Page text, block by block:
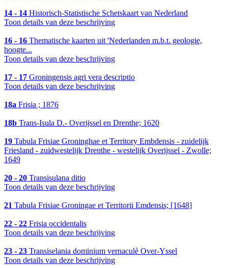
14 - 14 Historisch-Statistische Schetskaart van Nederland
Toon details van deze beschrijving
16 - 16 Thematische kaarten uit 'Nederlanden m.b.t. geologie,
hoogte...
Toon details van deze beschrijving
17 - 17 Groningensis agri vera descriptio
Toon details van deze beschrijving
18a Frisia ; 1876
18b Trans-Isula D.- Overijssel en Drenthe; 1620
19 Tabula Frisiae Groninghae et Territory Embdensis - zuidelijk
Friesland - zuidwestelijk Drenthe - westelijk Overijssel - Zwolle;
1649
20 - 20 Transisulana ditio
Toon details van deze beschrijving
21 Tabula Frisiae Groningae et Territorii Emdensis; [1648]
22 - 22 Frisia occidentalis
Toon details van deze beschrijving
23 - 23 Transiselania dominium vernaculè Over-Yssel
Toon details van deze beschrijving